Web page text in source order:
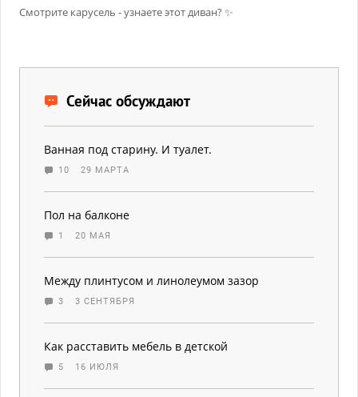
Смотрите карусель - узнаете этот диван? ✨
Сейчас обсуждают
Ванная под старину. И туалет.
10 29 МАРТА
Пол на балконе
1 20 МАЯ
Между плинтусом и линолеумом зазор
3 3 СЕНТЯБРЯ
Как расставить мебель в детской
5 16 ИЮЛЯ